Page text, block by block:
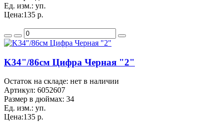
Ед. изм.: уп.
Цена:135 р.
K34"/86см Цифра Черная "2"
Остаток на складе: нет в наличии
Артикул: 6052607
Размер в дюймах: 34
Ед. изм.: уп.
Цена:135 р.